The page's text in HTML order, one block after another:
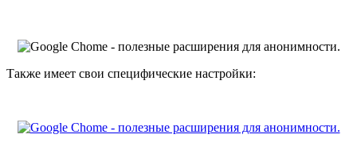
Также имеет свои специфические настройки: